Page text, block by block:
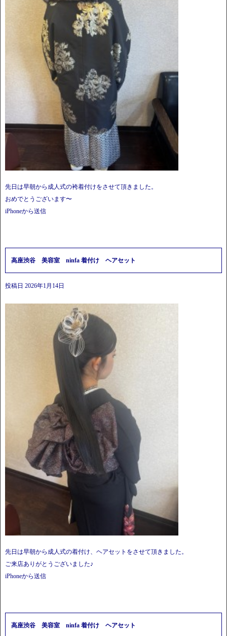
先日は早朝から成人式の袴着付けをさせて頂きました。
おめでとうございます〜
iPhoneから送信
高座渋谷 美容室 ninfa 着付け ヘアセット
投稿日 2026年1月14日
先日は早朝から成人式の着付け、ヘアセットをさせて頂きました。
ご来店ありがとうございました♪
iPhoneから送信
高座渋谷 美容室 ninfa 着付け ヘアセット